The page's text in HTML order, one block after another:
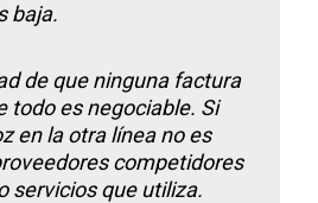
baja.
de que ninguna factura
todo es negociable. Si
en la otra línea no es
competidores
servicios que utiliza.